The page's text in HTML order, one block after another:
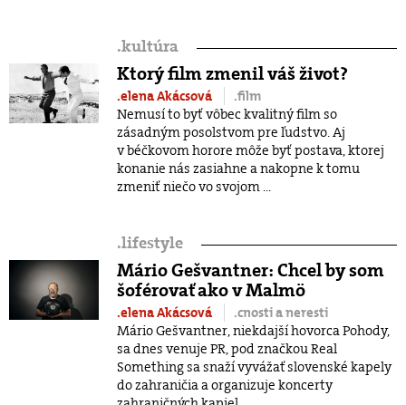
.kultúra
Ktorý film zmenil váš život?
.elena Akácsová
.film
Nemusí to byť vôbec kvalitný film so
zásadným posolstvom pre ľudstvo. Aj
v béčkovom horore môže byť postava, ktorej
konanie nás zasiahne a nakopne k tomu
zmeniť niečo vo svojom ...
.lifestyle
Mário Gešvantner: Chcel by som
šoférovať ako v Malmö
.elena Akácsová
.cnosti a neresti
Mário Gešvantner, niekdajší hovorca Pohody,
sa dnes venuje PR, pod značkou Real
Something sa snaží vyvážať slovenské kapely
do zahraničia a organizuje koncerty